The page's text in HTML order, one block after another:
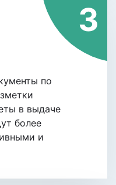
3
по
в выдаче
более
и